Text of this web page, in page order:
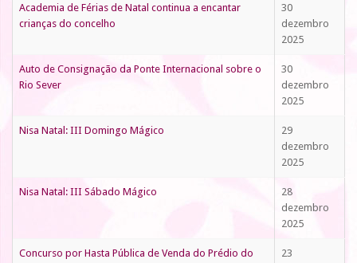
Academia de Férias de Natal continua a encantar
crianças do concelho
30
dezembro
2025
Auto de Consignação da Ponte Internacional sobre o
Rio Sever
30
dezembro
2025
Nisa Natal: III Domingo Mágico
29
dezembro
2025
Nisa Natal: III Sábado Mágico
28
dezembro
2025
Concurso por Hasta Pública de Venda do Prédio do
23